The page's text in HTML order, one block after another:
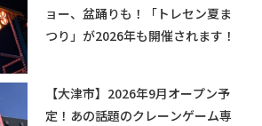
ョー、盆踊りも！「トレセン夏ま
つり」が2026年も開催されます！
【大津市】2026年9月オープン予
定！あの話題のクレーンゲーム専